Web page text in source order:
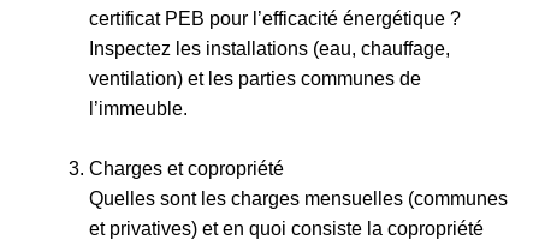
certificat PEB pour l’efficacité énergétique ?
​Inspectez les installations (eau, chauffage,
ventilation) et les parties communes de
l’immeuble.
Charges et copropriété
Quelles sont les charges mensuelles (communes
et privatives) et en quoi consiste la copropriété